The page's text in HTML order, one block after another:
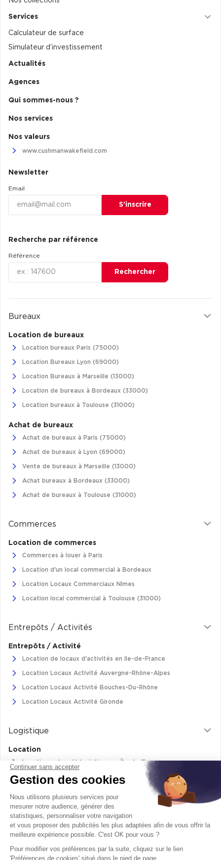
Services
Calculateur de surface
Simulateur d’investissement
Actualités
Agences
Qui sommes-nous ?
Nos services
Nos valeurs
www.cushmanwakefield.com
Newsletter
Email
S’inscrire
Recherche par référence
Référence
Rechercher
Bureaux
Location de bureaux
Location bureaux Paris (75000)
Location Bureaux Lyon (69000)
Location Bureaux à Marseille (13000)
Location de bureaux à Bordeaux (33000)
Location bureaux à Toulouse (31000)
Achat de bureaux
Achat de bureaux à Paris (75000)
Achat de bureaux à Lyon (69000)
Vente de bureaux à Marseille (13000)
Achat bureaux à Bordeaux (33000)
Achat de bureaux à Toulouse (31000)
Commerces
Location de commerces
Commerces à louer à Paris
Location d'un local commercial à Bordeaux
Location Locaux Commerciaux Nîmes
Location local commercial à Toulouse (31000)
Entrepôts / Activités
Entrepôts / Activité
Location de locaux d'activités en Ile-de-France
Location Locaux Activité Auvergne-Rhône-Alpes
Location Locaux Activité Bouches-Du-Rhône
Location Locaux Activité Gironde
Logistique
Location
Location entrepôt logistique en Île-de-France
Location entrepôt logistique Pas-de-Calais
Location de bâtiments logistiques en Auvergne-Rhône-Alpes
Location Logistique Bouches-Du-Rhône
facebooktwitter instagramyoutube
Continuer sans accepter
Gestion des cookies
Nous utilisons plusieurs services pour
mesurer notre audience, générer des
statistiques, personnaliser votre navigation
et vous proposer des publicités les plus adaptées afin de vous offrir la
meilleure expérience possible. C'est OK pour vous ?
Pour modifier vos préférences par la suite, cliquez sur le lien
'Préférences de cookies' situé dans le pied de page.